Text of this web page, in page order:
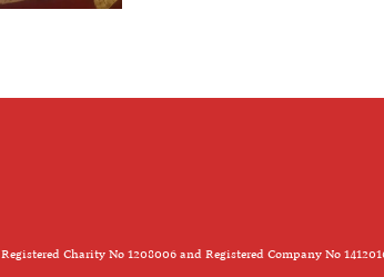
Registered Charity No 1208006 and Registered Company No